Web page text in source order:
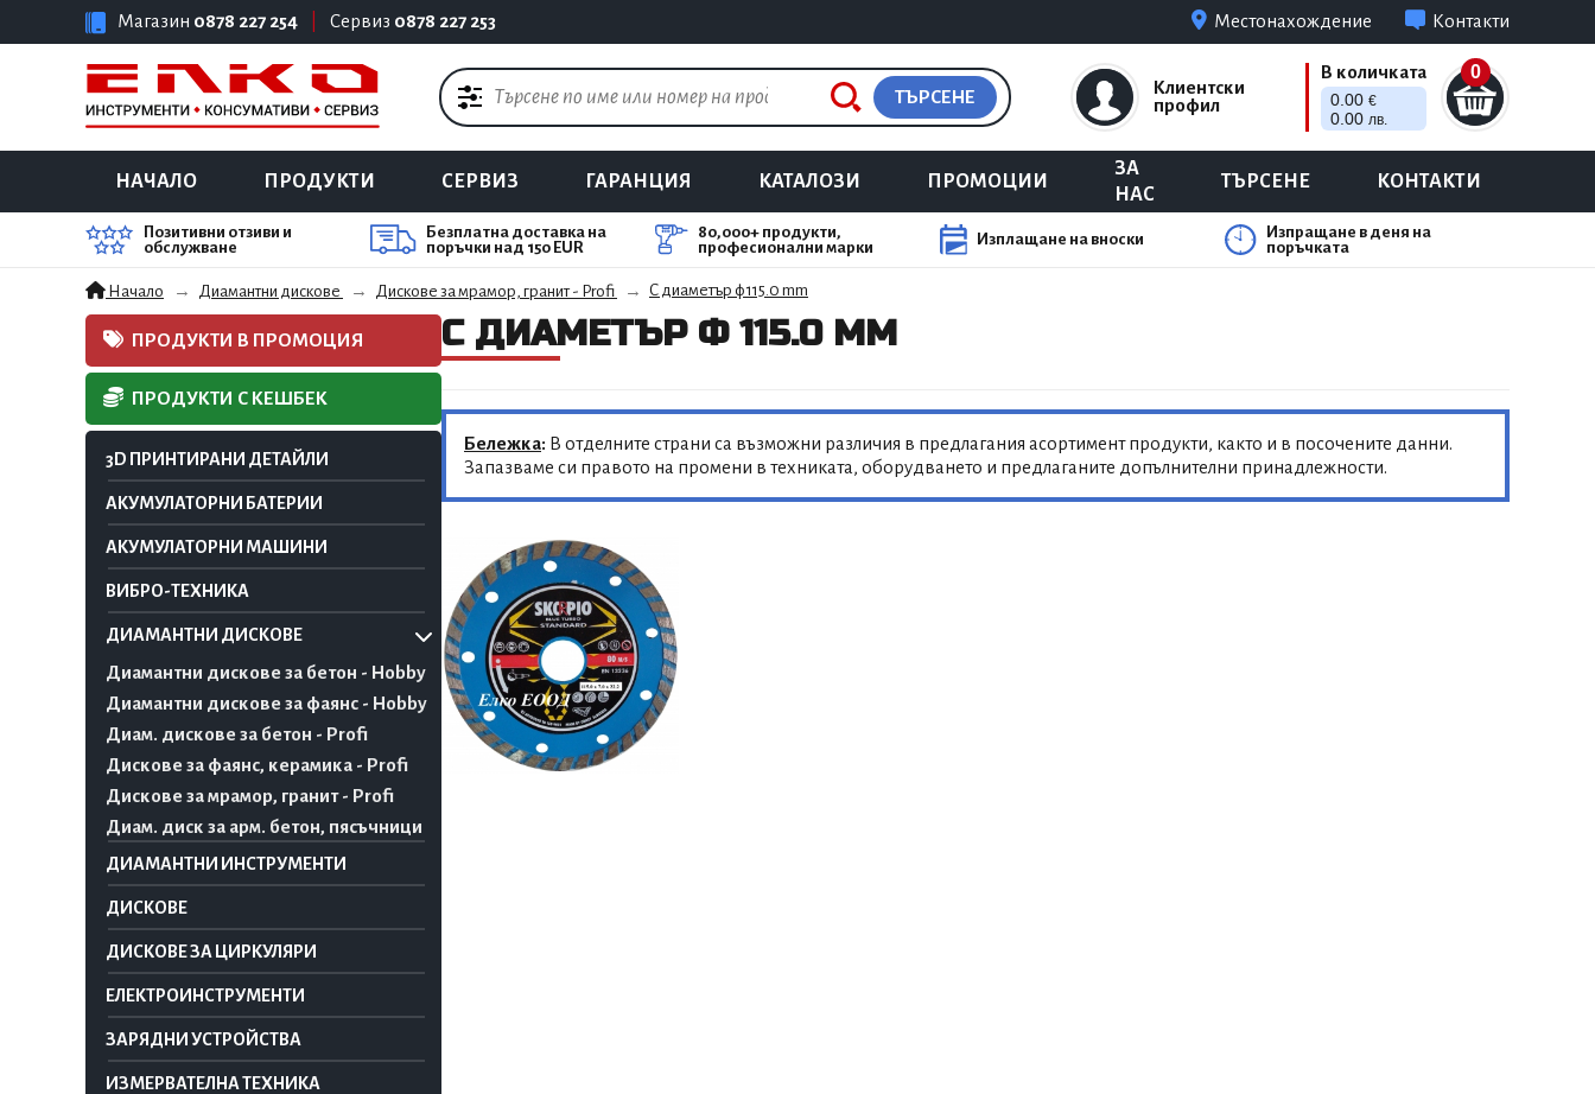
Магазин 0878 227 254 Сервиз 0878 227 253 Местонахождение Контакти
ТЪРСЕНЕ
Клиентски
профил
0
В количката
0.00 €
0.00 лв.
НАЧАЛО ПРОДУКТИ СЕРВИЗ ГАРАНЦИЯ КАТАЛОЗИ ПРОМОЦИИ
ЗА
НАС
ТЪРСЕНЕ КОНТАКТИ
Позитивни отзиви и
обслужване
Безплатна доставка на
поръчки над 150 EUR
80,000+ продукти,
професионални марки
Изплащане на вноски
Изпращане в деня на
поръчката
Начало Диамантни дискове Дискове за мрамор, гранит - Profi С диаметър ф 115.0 mm
ПРОДУКТИ В ПРОМОЦИЯ
ПРОДУКТИ С КЕШБЕК
3D ПРИНТИРАНИ ДЕТАЙЛИ
АКУМУЛАТОРНИ БАТЕРИИ
АКУМУЛАТОРНИ МАШИНИ
ВИБРО-ТЕХНИКА
ДИАМАНТНИ ДИСКОВЕ
Диамантни дискове за бетон - Hobby
Диамантни дискове за фаянс - Hobby
Диам. дискове за бетон - Profi
Дискове за фаянс, керамика - Profi
Дискове за мрамор, гранит - Profi
Диам. диск за арм. бетон, пясъчници
ДИАМАНТНИ ИНСТРУМЕНТИ
ДИСКОВЕ
ДИСКОВЕ ЗА ЦИРКУЛЯРИ
ЕЛЕКТРОИНСТРУМЕНТИ
ЗАРЯДНИ УСТРОЙСТВА
ИЗМЕРВАТЕЛНА ТЕХНИКА
С ДИАМЕТЪР Ф 115.0 MM
Бележка: В отделните страни са възможни различия в предлагания асортимент продукти, както и в посочените данни.
Запазваме си правото на промени в техниката, оборудването и предлаганите допълнителни принадлежности.